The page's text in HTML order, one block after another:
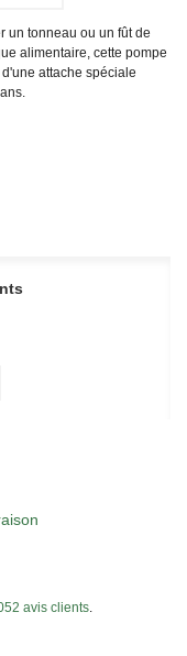
un tonneau ou un fût de
alimentaire, cette pompe
attache spéciale
avis clients